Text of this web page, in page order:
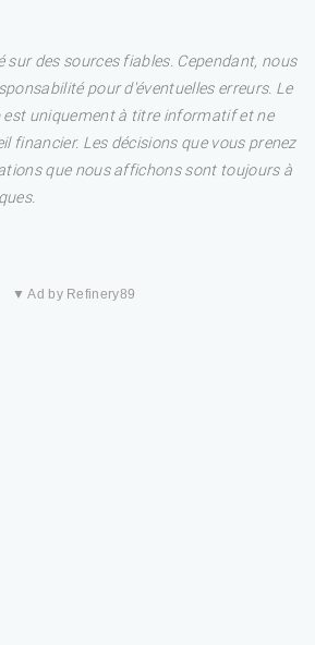
sur des sources fiables. Cependant, nous
pour d'éventuelles erreurs. Le
est uniquement à titre informatif et ne
financier. Les décisions que vous prenez
que nous affichons sont toujours à
▼ Ad by Refinery89